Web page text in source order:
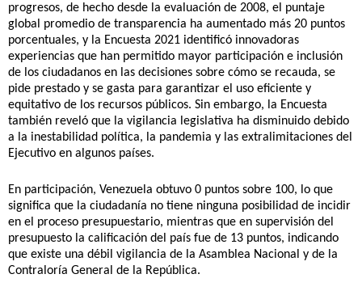
progresos, de hecho desde la evaluación de 2008, el puntaje
global promedio de transparencia ha aumentado más 20 puntos
porcentuales, y la Encuesta 2021 identificó innovadoras
experiencias que han permitido mayor participación e inclusión
de los ciudadanos en las decisiones sobre cómo se recauda, se
pide prestado y se gasta para garantizar el uso eficiente y
equitativo de los recursos públicos. Sin embargo, la Encuesta
también reveló que la vigilancia legislativa ha disminuido debido
a la inestabilidad política, la pandemia y las extralimitaciones del
Ejecutivo en algunos países.
En participación, Venezuela obtuvo 0 puntos sobre 100, lo que
significa que la ciudadanía no tiene ninguna posibilidad de incidir
en el proceso presupuestario, mientras que en supervisión del
presupuesto la calificación del país fue de 13 puntos, indicando
que existe una débil vigilancia de la Asamblea Nacional y de la
Contraloría General de la República.